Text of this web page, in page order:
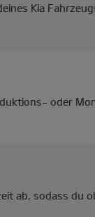
Kia
oder
ab, sodass du